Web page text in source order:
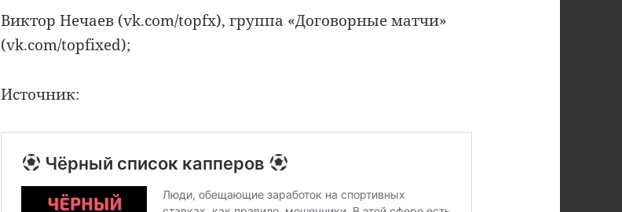
Виктор Нечаев (vk.com/topfx), группа «Договорные матчи»
(vk.com/topfixed);
Источник: